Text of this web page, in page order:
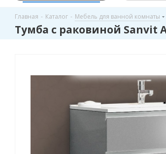
Главная - Каталог - Мебель для ванной комнаты
Тумба с раковиной Sanvit